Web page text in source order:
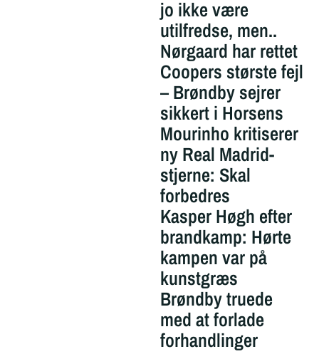
jo ikke være
utilfredse, men..
Nørgaard har rettet
Coopers største fejl
– Brøndby sejrer
sikkert i Horsens
Mourinho kritiserer
ny Real Madrid-
stjerne: Skal
forbedres
Kasper Høgh efter
brandkamp: Hørte
kampen var på
kunstgræs
Brøndby truede
med at forlade
forhandlinger